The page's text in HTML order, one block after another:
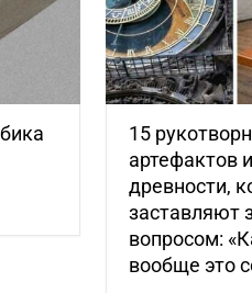
15
артефактов
древности,
заставляют
вопросом:
вообще это